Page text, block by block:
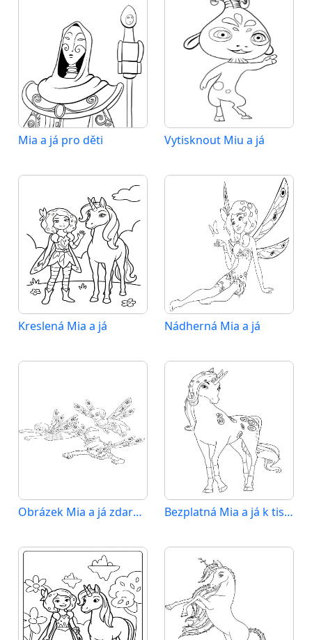
Mia a já pro děti Vytisknout Miu a já
Kreslená Mia a já Nádherná Mia a já
Obrázek Mia a já zdarma Bezplatná Mia a já k tisku